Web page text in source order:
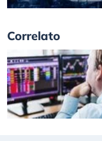
Correlato